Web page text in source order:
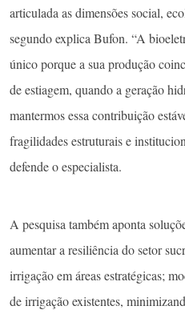
articulada as dimensões social,
segundo explica Bufon. “A
único porque a sua produção
de estiagem, quando a geração
mantermos essa contribuição
fragilidades estruturais e
defende o especialista.
A pesquisa também aponta
aumentar a resiliência do setor
irrigação em áreas estratégicas;
de irrigação existentes,